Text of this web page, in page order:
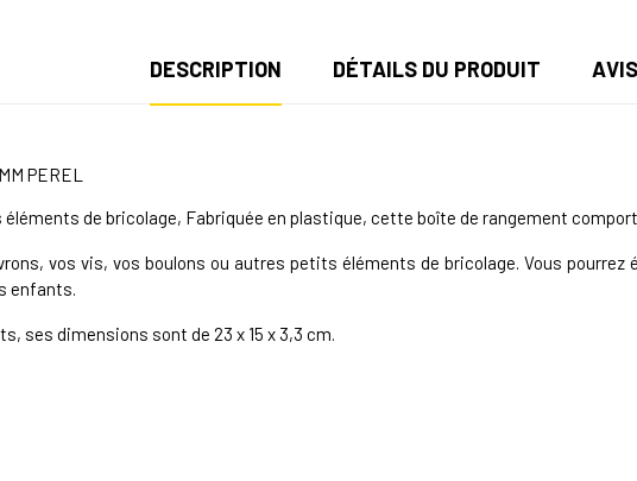
DESCRIPTION DÉTAILS DU PRODUIT AVIS
PEREL
de bricolage, Fabriquée en plastique, cette boîte de rangement
vos vis, vos boulons ou autres petits éléments de bricolage. Vous
enfants.
ses dimensions sont de 23 x 15 x 3,3 cm.